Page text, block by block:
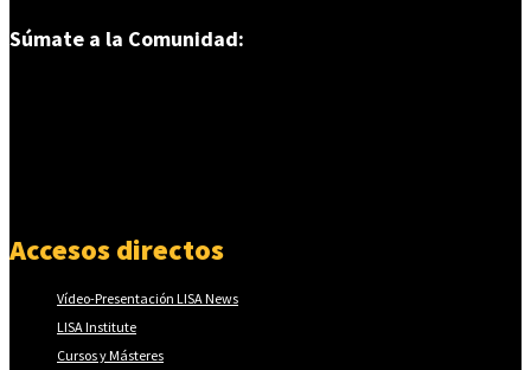
Súmate a la Comunidad:
Accesos directos
Vídeo-Presentación LISA News
LISA Institute
Cursos y Másteres